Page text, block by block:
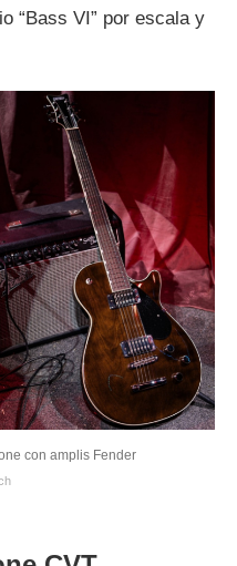
“Bass VI” por escala y
con amplis Fender